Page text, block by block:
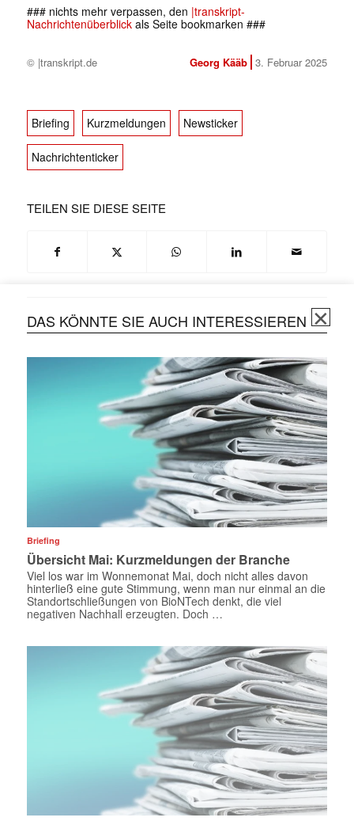
### nichts mehr verpassen, den |transkript-
Nachrichtenüberblickals Seite bookmarken ###
© |transkript.de Georg Kääb 3. Februar 2025
Briefing Kurzmeldungen Newsticker
Nachrichtenticker
TEILEN SIE DIESE SEITE
DAS KÖNNTE SIE AUCH INTERESSIEREN
Briefing
Übersicht Mai: Kurzmeldungen der Branche
Viel los war im Wonnemonat Mai, doch nicht alles davon
hinterließ eine gute Stimmung, wenn man nur einmal an die
Standortschließungen von BioNTech denkt, die viel
negativen Nachhall erzeugten. Doch …